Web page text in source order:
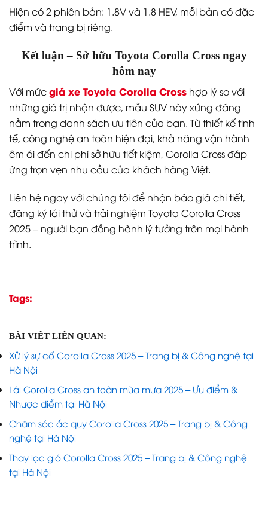
Hiện có 2 phiên bản: 1.8V và 1.8 HEV, mỗi bản có đặc
điểm và trang bị riêng.
Kết luận – Sở hữu Toyota Corolla Cross ngay
hôm nay
Với mứcgiá xe Toyota Corolla Cross hợp lý so với
những giá trị nhận được, mẫu SUV này xứng đáng
nằm trong danh sách ưu tiên của bạn. Từ thiết kế tinh
tế, công nghệ an toàn hiện đại, khả năng vận hành
êm ái đến chi phí sở hữu tiết kiệm, Corolla Cross đáp
ứng trọn vẹn nhu cầu của khách hàng Việt.
Liên hệ ngay với chúng tôi để nhận báo giá chi tiết,
đăng ký lái thử và trải nghiệm Toyota Corolla Cross
2025 – người bạn đồng hành lý tưởng trên mọi hành
trình.
Tags:
BÀI VIẾT LIÊN QUAN:
Xử lý sự cố Corolla Cross 2025 – Trang bị & Công nghệ tại
Hà Nội
Lái Corolla Cross an toàn mùa mưa 2025 – Ưu điểm &
Nhược điểm tại Hà Nội
Chăm sóc ắc quy Corolla Cross 2025 – Trang bị & Công
nghệ tại Hà Nội
Thay lọc gió Corolla Cross 2025 – Trang bị & Công nghệ
tại Hà Nội